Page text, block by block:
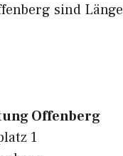
sind
Offenberg
1